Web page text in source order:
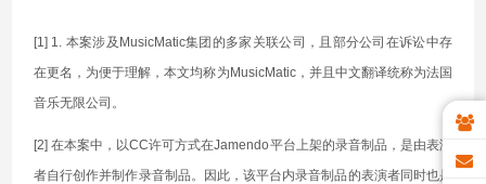
[1] 1. 本案涉及MusicMatic集团的多家关联公司，且部分公司在诉讼中存
在更名，为便于理解，本文均称为MusicMatic，并且中文翻译统称为法国
音乐无限公司。
[2] 在本案中，以CC许可方式在Jamendo平台上架的录音制品，是由表演
者自行创作并制作录音制品。因此，该平台内录音制品的表演者同时也是